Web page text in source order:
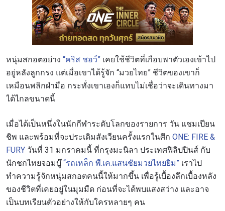
หนุ่มสกอตอย่าง “คริส ชอว์” เคยใช้ชีวิตที่เกือบพาตัวเองเข้าไป
อยู่หลังลูกกรง แต่เมื่อเขาได้รู้จัก “มวยไทย” ชีวิตของเขาก็
เหมือนพลิกฝ่ามือ กระทั่งเขาเองก็แทบไม่เชื่อว่าจะเดินทางมา
ได้ไกลขนาดนี้
เมื่อได้เป็นหนึ่งในนักกีฬาระดับโลกของรายการ วัน แชมเปียน
ชิพ และพร้อมที่จะประเดิมสังเวียนครั้งแรกในศึก ONE: FIRE &
FURY วันที่ 31 มกราคมนี้ ที่กรุงมะนิลา ประเทศฟิลิปปินส์ กับ
นักชกไทยจอมบู๊“รถเหล็ก พี.เค.แสนชัยมวยไทยยิม” เราไป
ทำความรู้จักหนุ่มสกอตคนนี้ให้มากขึ้น เพื่อรู้เบื้องลึกเบื้องหลัง
ของชีวิตที่เคยอยู่ในมุมมืด ก่อนที่จะได้พบแสงสว่าง และอาจ
เป็นบทเรียนตัวอย่างให้กับใครหลายๆ คน